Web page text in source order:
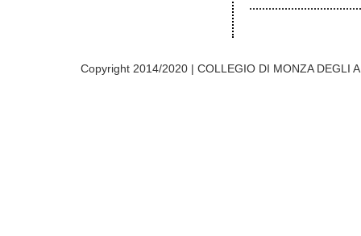
Copyright 2014/2020 | COLLEGIO DI MONZA DEGLI